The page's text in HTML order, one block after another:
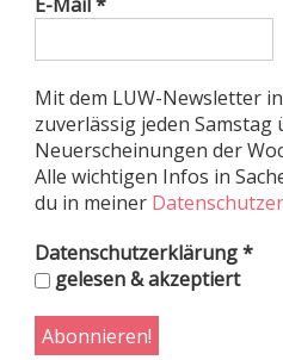
Mit dem LUW-Newsletter
zuverlässig jeden Samstag
Neuerscheinungen der
Alle wichtigen Infos in
du in meiner
Datenschutzerklärung*
gelesen & akzeptiert